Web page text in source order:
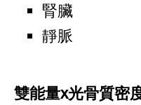
腎臟
靜脈
雙能量x光骨質密